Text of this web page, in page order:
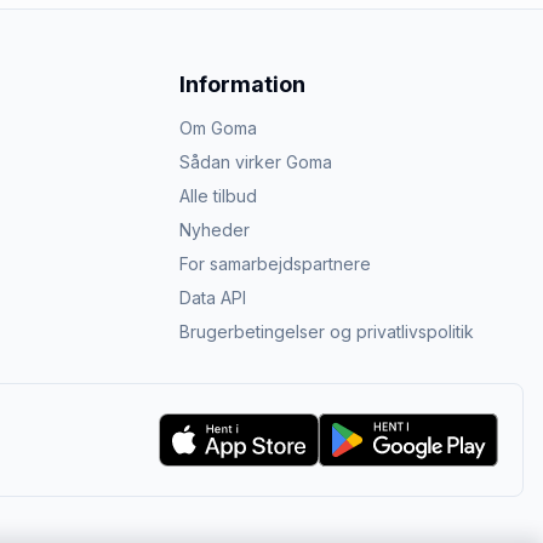
Information
Om Goma
Sådan virker Goma
Alle tilbud
Nyheder
For samarbejdspartnere
Data API
Brugerbetingelser og privatlivspolitik